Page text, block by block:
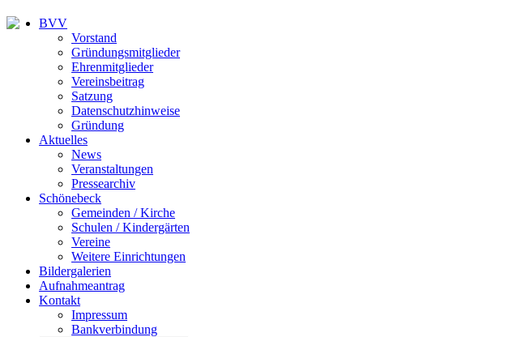
BVV
Vorstand
Gründungsmitglieder
Ehrenmitglieder
Vereinsbeitrag
Satzung
Datenschutzhinweise
Gründung
Aktuelles
News
Veranstaltungen
Pressearchiv
Schönebeck
Gemeinden / Kirche
Schulen / Kindergärten
Vereine
Weitere Einrichtungen
Bildergalerien
Aufnahmeantrag
Kontakt
Impressum
Bankverbindung